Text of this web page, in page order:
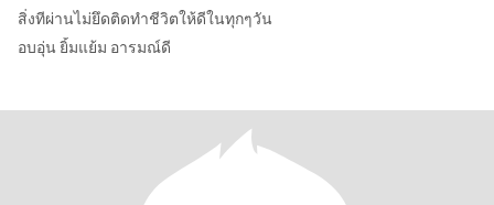
สิ่งทีผ่านไม่ยึดติดทำชีวิตให้ดีในทุกๆวัน
อบอุ่น ยิ้มแย้ม อารมณ์ดี